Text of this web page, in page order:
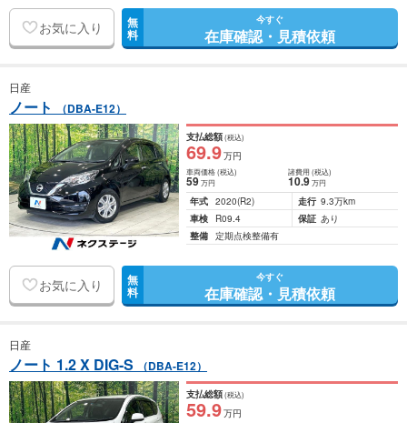
お気に入り 無
料
今すぐ
在庫確認・見積依頼
日産
ノート （DBA-E12）
支払総額(税込)
69.9万円
車両価格(税込)
59万円
諸費用 (税込)
10.9 万円
年式 2020(R2) 走行 9.3万km
車検
R09.4 保証 あり
整備 定期点検整備有
お気に入り 無
料
今すぐ
在庫確認・見積依頼
日産
ノート 1.2 X DIG-S （DBA-E12）
支払総額(税込)
59.9万円